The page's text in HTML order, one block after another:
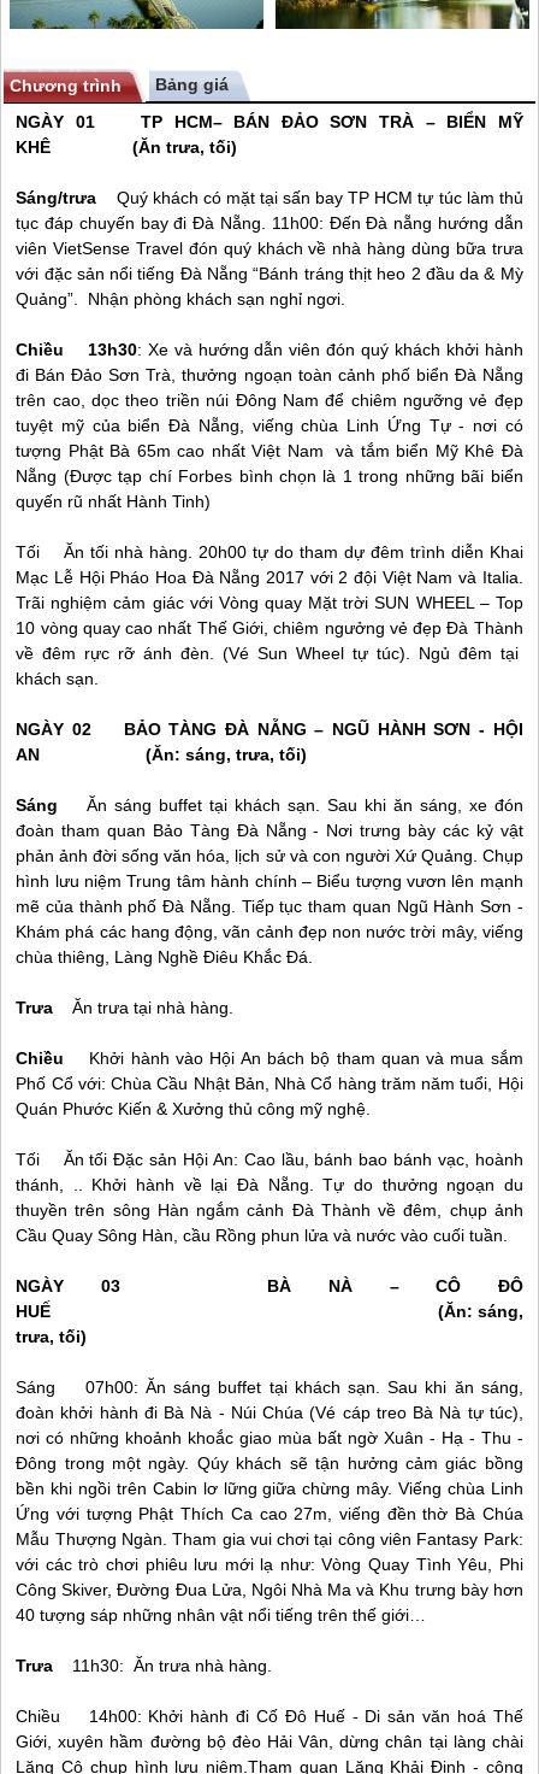
Chương trình
Bảng giá
NGÀY 01 TP HCM– BÁN ĐẢO SƠN TRÀ – BIỂN MỸ
KHÊ (Ăn trưa, tối)
Sáng/trưa Quý khách có mặt tại sấn bay TP HCM tự túc làm thủ
tục đáp chuyến bay điĐà Nẵng . 11h00: ĐếnĐà nẵng hướng dẫn
viên VietSense Travel đón quý khách về nhà hàng dùng bữa trưa
với đặc sản nổi tiếng Đà Nẵng “Bánh tráng thịt heo 2 đầu da & Mỳ
Quảng”. Nhận phòng khách sạn nghỉ ngơi.
Chiều 13h30: Xe và hướng dẫn viên đón quý khách khởi hành
đi Bán Đảo Sơn Trà, thưởng ngoạn toàn cảnh phố biển Đà Nẵng
trên cao, dọc theo triền núi Đông Nam để chiêm ngưỡng vẻ đẹp
tuyệt mỹ của biểnĐà Nẵng , viếng chùa Linh Ứng Tự - nơi có
tượng Phật Bà 65m cao nhất Việt Nam và tắm biển Mỹ Khê Đà
Nẵng (Được tạp chí Forbes bình chọn là 1 trong những bãi biển
quyến rũ nhất Hành Tinh)
Tối Ăn tối nhà hàng. 20h00 tự do tham dự đêm trình diễn Khai
Mạc Lễ Hội Pháo Hoa Đà Nẵng 2017 với 2 đội Việt Nam và Italia.
Trãi nghiệm cảm giác với Vòng quay Mặt trời SUN WHEEL – Top
10 vòng quay cao nhất Thế Giới, chiêm ngưởng vẻ đẹp Đà Thành
về đêm rực rỡ ánh đèn. (Vé Sun Wheel tự túc). Ngủ đêm tại
khách sạn.
NGÀY 02 BẢO TÀNG ĐÀ NẴNG – NGŨ HÀNH SƠN - HỘI
AN (Ăn: sáng, trưa, tối)
Sáng Ăn sáng buffet tại khách sạn. Sau khi ăn sáng, xe đón
đoàn tham quan Bảo Tàng Đà Nẵng - Nơi trưng bày các kỷ vật
phản ảnh đời sống văn hóa, lịch sử và con người Xứ Quảng. Chụp
hình lưu niệm Trung tâm hành chính – Biểu tượng vươn lên mạnh
mẽ của thành phốĐà Nẵng . Tiếp tục tham quan Ngũ Hành Sơn -
Khám phá các hang động, vãn cảnh đẹp non nước trời mây, viếng
chùa thiêng, Làng Nghề Điêu Khắc Đá.
TrưaĂn trưa tại nhà hàng.
Chiều Khởi hành vào Hội An bách bộ tham quan và mua sắm
Phố Cổ với: Chùa Cầu Nhật Bản, Nhà Cổ hàng trăm năm tuổi, Hội
Quán Phước Kiến & Xưởng thủ công mỹ nghệ.
Tối Ăn tối Đặc sản Hội An: Cao lầu, bánh bao bánh vạc, hoành
thánh, .. Khởi hành về lại Đà Nẵng . Tự do thưởng ngoạn du
thuyền trên sông Hàn ngắm cảnh Đà Thành về đêm, chụp ảnh
Cầu Quay Sông Hàn, cầu Rồng phun lửa và nước vào cuối tuần.
NGÀY 03 BÀ NÀ – CÔ ĐÔ
HUẾ (Ăn: sáng,
trưa, tối)
Sáng 07h00: Ăn sáng buffet tại khách sạn. Sau khi ăn sáng,
đoàn khởi hành đi Bà Nà - Núi Chúa (Vé cáp treo Bà Nà tự túc),
nơi có những khoảnh khoắc giao mùa bất ngờ Xuân - Hạ - Thu -
Đông trong một ngày. Qúy khách sẽ tận hưởng cảm giác bồng
bền khi ngồi trên Cabin lơ lững giữa chừng mây. Viếng chùa Linh
Ứng với tượng Phật Thích Ca cao 27m, viếng đền thờ Bà Chúa
Mẫu Thượng Ngàn. Tham gia vui chơi tại công viên Fantasy Park:
với các trò chơi phiêu lưu mới lạ như: Vòng Quay Tình Yêu, Phi
Công Skiver, Đường Đua Lửa, Ngôi Nhà Ma và Khu trưng bày hơn
40 tượng sáp những nhân vật nổi tiếng trên thế giới…
Trưa 11h30: Ăn trưa nhà hàng.
Chiều 14h00: Khởi hành đi Cố Đô Huế- Di sản văn hoá Thế
Giới, xuyên hầm đường bộ đèo Hải Vân, dừng chân tại làng chài
Lăng Cô chụp hình lưu niệm.Tham quan Lăng Khải Định - công